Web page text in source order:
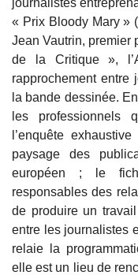
« Prix Bloody Mary »
Jean Vautrin, premier
de la Critique »,
rapprochement entre
la bande dessinée.
les professionnels
l’enquête
paysage des
européen ; le
responsables des
de produire un
entre les journalistes
relaie la
elle est un lieu de